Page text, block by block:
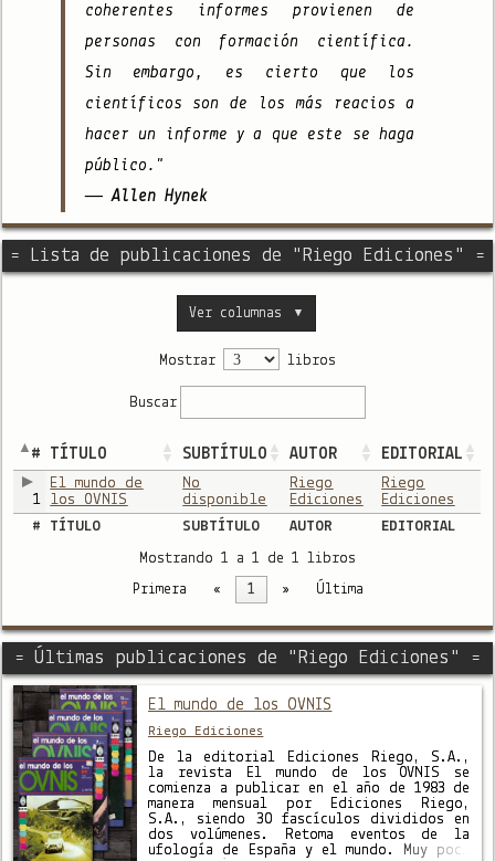
coherentes informes provienen de
personas con formación científica.
Sin embargo, es cierto que los
científicos son de los más reacios a
hacer un informe y a que este se haga
público."
— Allen Hynek
= Lista de publicaciones de "Riego Ediciones" =
Ver columnas ▼
Mostrar libros
Buscar
# TÍTULO SUBTÍTULO AUTOR EDITORIAL
1
El mundo de
los OVNIS
No
disponible
Riego
Ediciones
Riego
Ediciones
#
TÍTULO SUBTÍTULO AUTOR
EDITORIAL
Mostrando 1 a 1 de 1 libros
Primera « 1 » Última
= Últimas publicaciones de "Riego Ediciones" =
El mundo de los OVNIS
Riego Ediciones
De la editorial Ediciones Riego, S.A.,
la revista El mundo de los OVNIS se
comienza a publicar en el año de 1983 de
manera mensual por Ediciones Riego,
S.A., siendo 30 fascículos divididos en
dos volúmenes. Retoma eventos de la
ufología de España y el mundo. Muy poca